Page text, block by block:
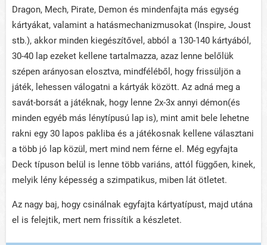
Dragon, Mech, Pirate, Demon és mindenfajta más egység
kártyákat, valamint a hatásmechanizmusokat (Inspire, Joust
stb.), akkor minden kiegészítővel, abból a 130-140 kártyából,
30-40 lap ezeket kellene tartalmazza, azaz lenne belőlük
szépen arányosan elosztva, mindféléből, hogy frissüljön a
játék, lehessen válogatni a kártyák között. Az adná meg a
savát-borsát a játéknak, hogy lenne 2x-3x annyi démon(és
minden egyéb más lénytípusú lap is), mint amit bele lehetne
rakni egy 30 lapos pakliba és a játékosnak kellene választani
a több jó lap közül, mert mind nem férne el. Még egyfajta
Deck típuson belül is lenne több variáns, attól függően, kinek,
melyik lény képesség a szimpatikus, miben lát ötletet.
Az nagy baj, hogy csinálnak egyfajta kártyatípust, majd utána
el is felejtik, mert nem frissítik a készletet.